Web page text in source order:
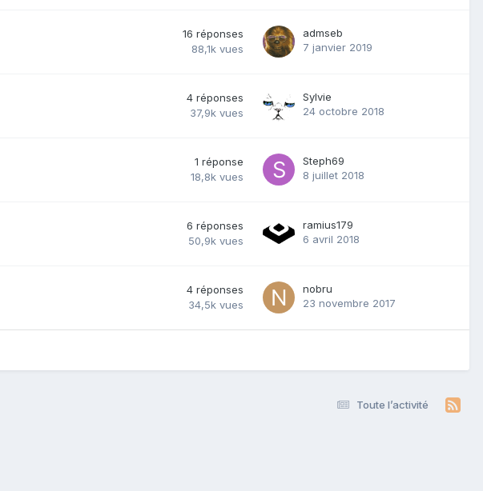
16 réponses
88,1k vues
admseb
7 janvier 2019
4 réponses
37,9k vues
Sylvie
24 octobre 2018
1 réponse
18,8k vues
Steph69
8 juillet 2018
6 réponses
50,9k vues
ramius179
6 avril 2018
4 réponses
34,5k vues
nobru
23 novembre 2017
Toute l’activité